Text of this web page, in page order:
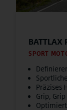
BATTLAX
SPORT
Präzises
Grip,